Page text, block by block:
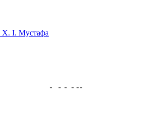
Х. І. Мустафа
- - - - --